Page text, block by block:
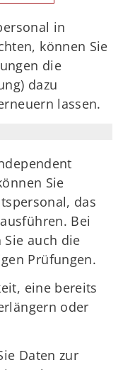
in
können Sie
die
dazu
lassen.
Sie
das
Bei
auch die
Prüfungen.
eine bereits
oder
Daten zur